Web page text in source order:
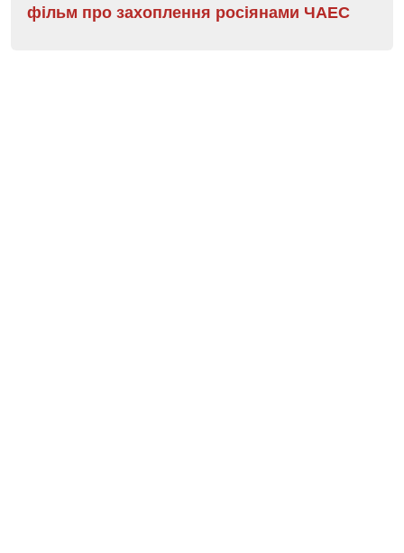
фільм про захоплення росіянами ЧАЕС